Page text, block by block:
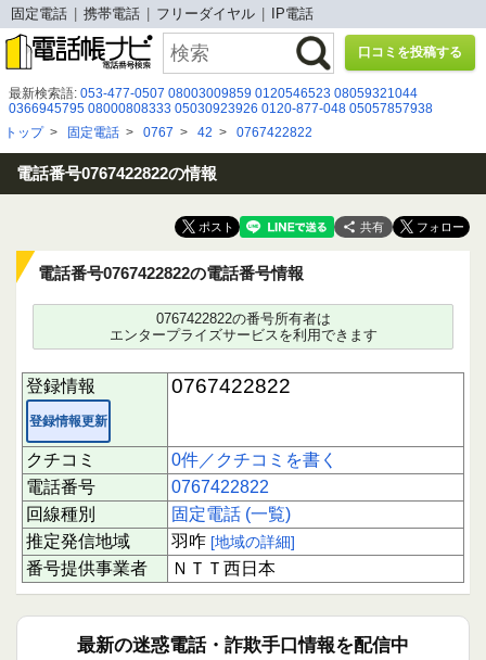
固定電話 携帯電話 フリーダイヤル IP電話
口コミを投稿する
最新検索語: 053-477-0507 08003009859 0120546523 08059321044
0366945795 08000808333 05030923926 0120-877-048 05057857938
08002226390 08009199801
08043221886 0120313376 090 4403 9833 0675264700
08080884277 05052920486 0120881724 09071591169 0570009988
07053424396
トップ> 固定電話 > 0767 > 42 > 0767422822
電話番号0767422822の情報
共有
電話番号0767422822の電話番号情報
0767422822の番号所有者は
エンタープライズサービスを利用できます
登録情報
登録情報更新
0767422822
クチコミ
0件／クチコミを書く
電話番号
0767422822
回線種別
固定電話 (一覧)
推定発信地域
羽咋 [地域の詳細]
番号提供事業者 ＮＴＴ西日本
最新の迷惑電話・詐欺手口情報を配信中